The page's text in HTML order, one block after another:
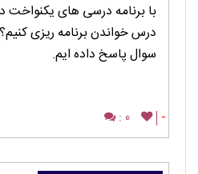
با برنامه درسی های یکنواخت
درس خواندن برنامه ریزی
سوال پاسخ داده ایم.
-
0 :